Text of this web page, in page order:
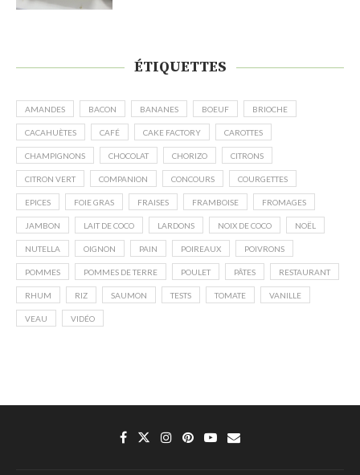
ÉTIQUETTES
AMANDES BACON BANANES BOEUF BRIOCHE
CACAHUÈTES CAFÉ CAKE FACTORY CAROTTES
CHAMPIGNONS CHOCOLAT CHORIZO CITRONS
CITRON VERT COMPANION CONCOURS COURGETTES
EPICES FOIE GRAS FRAISES FRAMBOISE FROMAGES
JAMBON LAIT DE COCO LARDONS NOIX DE COCO NOËL
NUTELLA OIGNON PAIN POIREAUX POIVRONS
POMMES POMMES DE TERRE POULET PÂTES RESTAURANT
RHUM RIZ SAUMON TESTS TOMATE VANILLE
VEAU VIDÉO